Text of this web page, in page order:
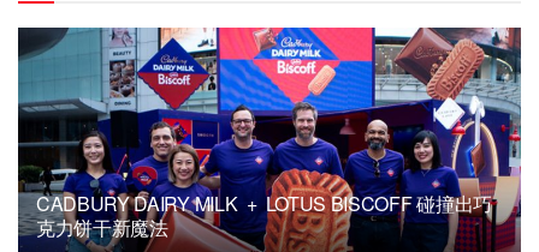
CADBURY DAIRY MILK + LOTUS BISCOFF 碰撞出巧
克力饼干新魔法